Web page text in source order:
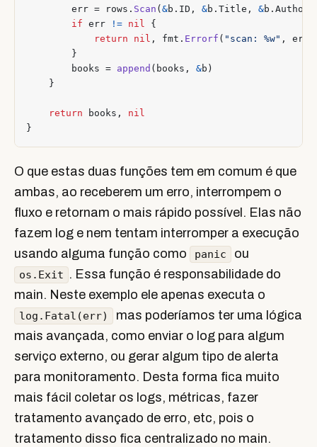
err = rows . Scan ( &b . ID , &b . Title , &b . Author
if err != nil
{
return
nil , fmt . Errorf ( "scan: %w" , err
}
books = append ( books , &b )
}
return books ,
nil
}
O que estas duas funções tem em comum é que
ambas, ao receberem um erro, interrompem o
fluxo e retornam o mais rápido possível. Elas não
fazem log e nem tentam interromper a execução
usando alguma função como
panic ou
os.Exit . Essa função é responsabilidade do
main. Neste exemplo ele apenas executa o
log.Fatal(err)
mas poderíamos ter uma lógica
mais avançada, como enviar o log para algum
serviço externo, ou gerar algum tipo de alerta
para monitoramento. Desta forma fica muito
mais fácil coletar os logs, métricas, fazer
tratamento avançado de erro, etc, pois o
tratamento disso fica centralizado no main.